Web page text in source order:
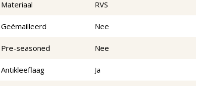
Materiaal RVS
Geëmailleerd Nee
Pre-seasoned Nee
Antikleeflaag Ja